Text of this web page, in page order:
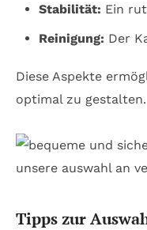
Stabilität: Ein
Reinigung: Der
Diese Aspekte
optimal zu gestalten.
Tipps zur